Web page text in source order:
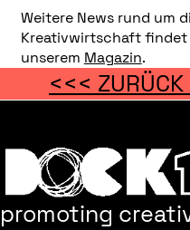
Weitere News rund um
Kreativwirtschaft findet
unserem Magazin.
<<< ZURÜCK
promoting